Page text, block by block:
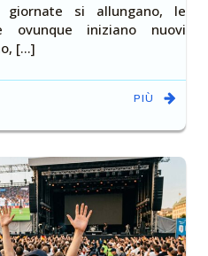
si allungano, le
ovunque iniziano nuovi
[…]
PIÙ